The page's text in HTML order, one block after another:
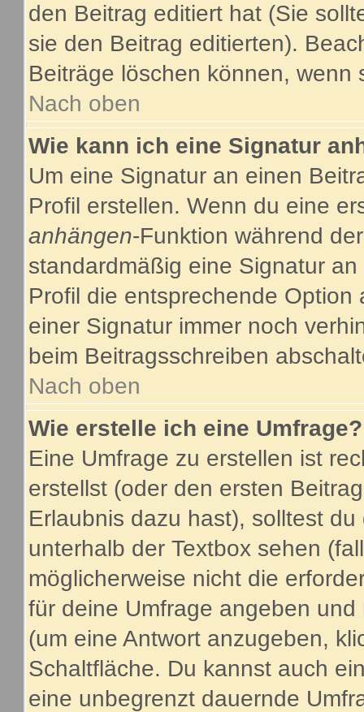
den Beitrag editiert hat (Sie
sie den Beitrag editierten).
Beiträge löschen können,
Nach oben
Wie kann ich eine Signatur
Um eine Signatur an einen
Profil erstellen. Wenn du eine
anhängen-Funktion während
standardmäßig eine Signatur
Profil die entsprechende
einer Signatur immer noch
beim Beitragsschreiben
Nach oben
Wie erstelle ich eine Umfrage?
Eine Umfrage zu erstellen ist
erstellst (oder den ersten
Erlaubnis dazu hast), solltest
unterhalb der Textbox sehen
möglicherweise nicht die
für deine Umfrage angeben
(um eine Antwort anzugeben,
Schaltfläche. Du kannst auch
eine unbegrenzt dauernde